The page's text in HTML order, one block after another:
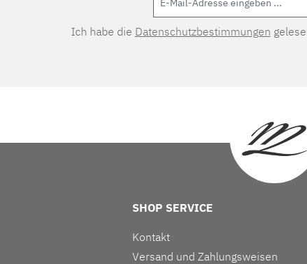
Ich habe die Datenschutzbestimmungen
SHOP SERVICE
Kontakt
Versand und Zahlungsweisen